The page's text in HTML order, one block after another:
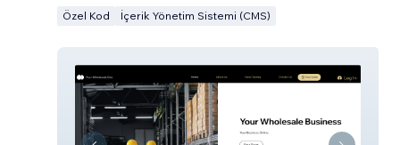
Özel Kod İçerik Yönetim Sistemi (CMS)